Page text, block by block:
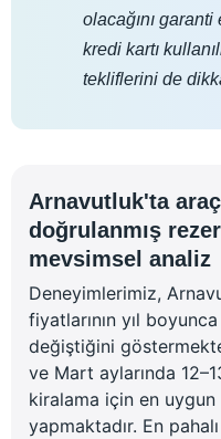
olacağını
kredi kartı
tekliflerini de
Arnavutluk'ta
doğrulanmış
mevsimsel analiz
Deneyimlerimiz,
fiyatlarının yıl
değiştiğini
ve Mart aylarında
kiralama için en
yapmaktadır. En